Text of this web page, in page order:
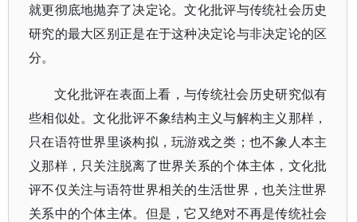
就更彻底地抛弃了决定论。文化批评与传统社会历史
研究的最大区别正是在于这种决定论与非决定论的区
分。
文化批评在表面上看，与传统社会历史研究似有
些相似处。文化批评不象结构主义与解构主义那样，
只在语符世界里谈构拟，玩游戏之类；也不象人本主
义那样，只关注脱离了世界关系的个体主体，文化批
评不仅关注与语符世界相关的生活世界，也关注世界
关系中的个体主体。但是，它又绝对不再是传统社会